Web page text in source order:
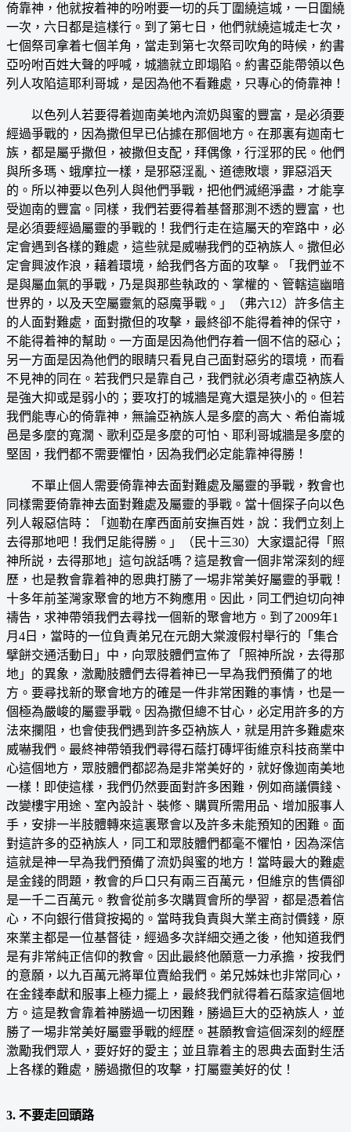
倚靠神，他就按着神的吩咐要一切的兵丁圍繞這城，一日圍繞
一次，六日都是這樣行。到了第七日，他們就繞這城走七次，
七個祭司拿着七個羊角，當走到第七次祭司吹角的時候，約書
亞吩咐百姓大聲的呼喊，城牆就立即塌陷。約書亞能帶領以色
列人攻陷這耶利哥城，是因為他不看難處，只專心的倚靠神！
以色列人若要得着迦南美地內流奶與蜜的豐富，是必須要
經過爭戰的，因為撒但早已佔據在那個地方。在那裏有迦南七
族，都是屬乎撒但，被撒但支配，拜偶像，行淫邪的民。他們
與所多瑪、蛾摩拉一樣，是邪惡淫亂、道德敗壞，罪惡滔天
的。所以神要以色列人與他們爭戰，把他們滅絕淨盡，才能享
受迦南的豐富。同樣，我們若要得着基督那測不透的豐富，也
是必須要經過屬靈的爭戰的！我們行走在這屬天的窄路中，必
定會遇到各樣的難處，這些就是威嚇我們的亞衲族人。撒但必
定會興波作浪，藉着環境，給我們各方面的攻擊。「我們並不
是與屬血氣的爭戰，乃是與那些執政的、掌權的、管轄這幽暗
世界的，以及天空屬靈氣的惡魔爭戰。」（弗六12）許多信主
的人面對難處，面對撒但的攻擊，最終卻不能得着神的保守，
不能得着神的幫助。一方面是因為他們存着一個不信的惡心；
另一方面是因為他們的眼睛只看見自己面對惡劣的環境，而看
不見神的同在。若我們只是靠自己，我們就必須考慮亞衲族人
是強大抑或是弱小的；要攻打的城牆是寬大還是狹小的。但若
我們能専心的倚靠神，無論亞衲族人是多麼的高大、希伯崙城
邑是多麼的寬濶、歌利亞是多麼的可怕、耶利哥城牆是多麼的
堅固，我們都不需要懼怕，因為我們必定能靠神得勝！
不單止個人需要倚靠神去面對難處及屬靈的爭戰，教會也
同樣需要倚靠神去面對難處及屬靈的爭戰。當十個探子向以色
列人報惡信時：「迦勒在摩西面前安撫百姓，說：我們立刻上
去得那地吧！我們足能得勝。」（民十三30）大家還記得「照
神所説，去得那地」這句說話嗎？這是教會一個非常深刻的經
歷，也是教會靠着神的恩典打勝了一埸非常美好屬靈的爭戰！
十多年前荃灣家聚會的地方不夠應用。因此，同工們迫切向神
禱告，求神帶領我們去尋找一個新的聚會地方。到了2009年1
月4日，當時的一位負責弟兄在元朗大棠渡假村舉行的「集合
擘餅交通活動日」中，向眾肢體們宣佈了「照神所說，去得那
地」的異象，激勵肢體們去得着神已一早為我們預備了的地
方。要尋找新的聚會地方的確是一件非常困難的事情，也是一
個極為嚴峻的屬靈爭戰。因為撒但總不甘心，必定用許多的方
法來攔阻，也會使我們遇到許多亞衲族人，就是用許多難處來
威嚇我們。最終神帶領我們尋得石蔭打磚坪街維京科技商業中
心這個地方，眾肢體們都認為是非常美好的，就好像迦南美地
一樣！即使這樣，我們仍然要面對許多困難，例如商議價錢、
改變樓宇用途、室內設計、裝修、購買所需用品、增加服事人
手，安排一半肢體轉來這裏聚會以及許多未能預知的困難。面
對這許多的亞衲族人，同工和眾肢體們都毫不懼怕，因為深信
這就是神一早為我們預備了流奶與蜜的地方！當時最大的難處
是金錢的問題，教會的戶口只有兩三百萬元，但維京的售價卻
是一千二百萬元。教會從前多次購買會所的學習，都是憑着信
心，不向銀行借貸按揭的。當時我負責與大業主商討價錢，原
來業主都是一位基督徒，經過多次詳細交通之後，他知道我們
是有非常純正信仰的教會。因此最終他願意一力承擔，按我們
的意願，以九百萬元將單位賣給我們。弟兄姊妹也非常同心，
在金錢奉獻和服事上極力擺上，最終我們就得着石蔭家這個地
方。這是教會靠着神勝過一切困難，勝過巨大的亞衲族人，並
勝了一埸非常美好屬靈爭戰的經歴。甚願教會這個深刻的經歷
激勵我們眾人，要好好的愛主；並且靠着主的恩典去面對生活
上各樣的難處，勝過撒但的攻擊，打屬靈美好的仗！
3. 不要走回頭路